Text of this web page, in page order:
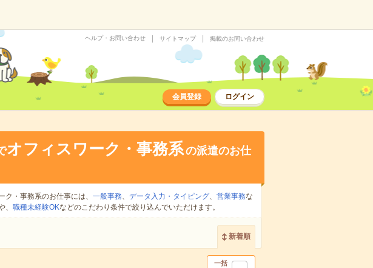
ヘルプ・お問い合わせ サイトマップ 掲載のお問い合わせ
会員登録 ログイン
オフィスワーク・事務系の派遣のお仕
・事務系のお仕事には、 一般事務、 データ入力・タイピング、 営業事務な
、 職種未経験OKなどのこだわり条件で絞り込んでいただけます。
新着順
一括